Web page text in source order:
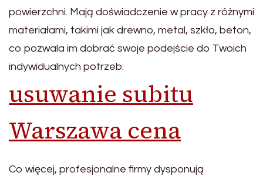
powierzchni. Mają doświadczenie w pracy z różnymi
materiałami, takimi jak drewno, metal, szkło, beton,
co pozwala im dobrać swoje podejście do Twoich
indywidualnych potrzeb.
usuwanie subitu
Warszawa cena
Co więcej, profesjonalne firmy dysponują